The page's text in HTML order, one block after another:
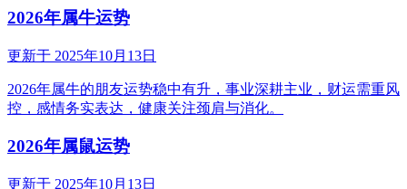
2026年属牛运势
更新于 2025年10月13日
2026年属牛的朋友运势稳中有升，事业深耕主业，财运需重风
控，感情务实表达，健康关注颈肩与消化。
2026年属鼠运势
更新于 2025年10月13日